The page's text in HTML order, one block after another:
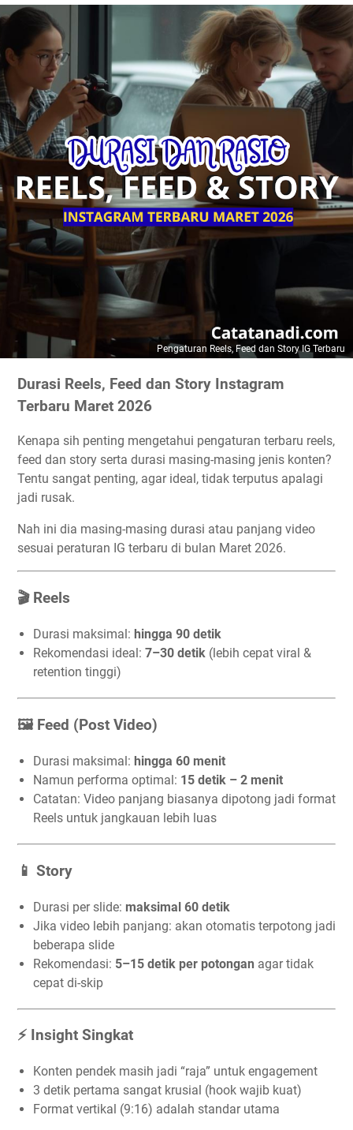
Pengaturan Reels, Feed dan Story IG Terbaru
Durasi Reels, Feed dan Story Instagram
Terbaru Maret 2026
Kenapa sih penting mengetahui pengaturan terbaru reels,
feed dan story serta durasi masing-masing jenis konten?
Tentu sangat penting, agar ideal, tidak terputus apalagi
jadi rusak.
Nah ini dia masing-masing durasi atau panjang video
sesuai peraturan IG terbaru di bulan Maret 2026.
🎬 Reels
Durasi maksimal: hingga 90 detik
Rekomendasi ideal: 7–30 detik (lebih cepat viral &
retention tinggi)
🖼️ Feed (Post Video)
Durasi maksimal: hingga 60 menit
Namun performa optimal: 15 detik – 2 menit
Catatan: Video panjang biasanya dipotong jadi format
Reels untuk jangkauan lebih luas
📱 Story
Durasi per slide: maksimal 60 detik
Jika video lebih panjang: akan otomatis terpotong jadi
beberapa slide
Rekomendasi: 5–15 detik per potongan agar tidak
cepat di-skip
⚡ Insight Singkat
Konten pendek masih jadi “raja” untuk engagement
3 detik pertama sangat krusial (hook wajib kuat)
Format vertikal (9:16) adalah standar utama